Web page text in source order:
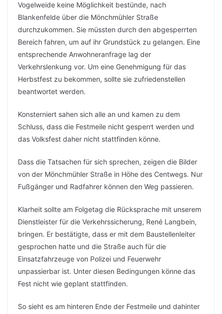
Vogelweide keine Möglichkeit bestünde, nach
Blankenfelde über die Mönchmühler Straße
durchzukommen. Sie müssten durch den abgesperrten
Bereich fahren, um auf ihr Grundstück zu gelangen. Eine
entsprechende Anwohneranfrage lag der
Verkehrslenkung vor. Um eine Genehmigung für das
Herbstfest zu bekommen, sollte sie zufriedenstellen
beantwortet werden.
Konsterniert sahen sich alle an und kamen zu dem
Schluss, dass die Festmeile nicht gesperrt werden und
das Volksfest daher nicht stattfinden könne.
Dass die Tatsachen für sich sprechen, zeigen die Bilder
von der Mönchmühler Straße in Höhe des Centwegs. Nur
Fußgänger und Radfahrer können den Weg passieren.
Klarheit sollte am Folgetag die Rücksprache mit unserem
Dienstleister für die Verkehrssicherung, René Langbein,
bringen. Er bestätigte, dass er mit dem Baustellenleiter
gesprochen hatte und die Straße auch für die
Einsatzfahrzeuge von Polizei und Feuerwehr
unpassierbar ist. Unter diesen Bedingungen könne das
Fest nicht wie geplant stattfinden.
So sieht es am hinteren Ende der Festmeile und dahinter